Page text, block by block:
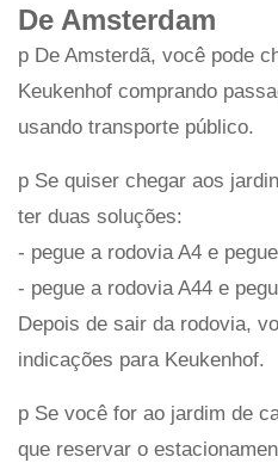
De Amsterdam
p De Amsterdã, você pode
Keukenhof comprando
usando transporte público.
p Se quiser chegar aos
ter duas soluções:
- pegue a rodovia A4 e
- pegue a rodovia A44 e
Depois de sair da rodovia,
indicações para Keukenhof.
p Se você for ao jardim de
que reservar o